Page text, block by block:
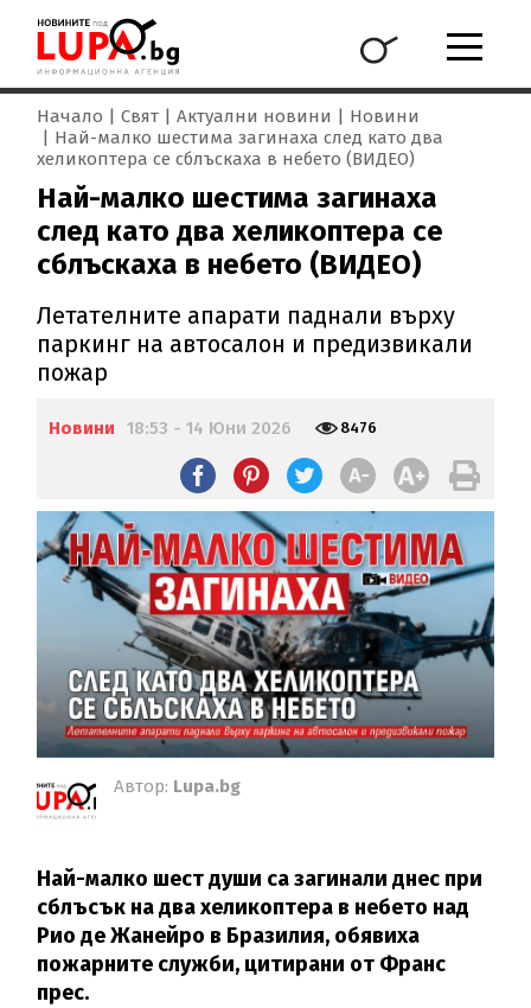
Начало Свят Актуални новини
Новини
Най-малко шестима загинаха след като два
хеликоптера се сблъскаха в небето (ВИДЕО)
Най-малко шестима загинаха
след като два хеликоптера се
сблъскаха в небето (ВИДЕО)
Летателните апарати паднали върху
паркинг на автосалон и предизвикали
пожар
Новини 18:53 - 14 Юни 2026 8476
Автор: Lupa.bg
Най-малко шест души са загинали днес при
сблъсък на два хеликоптера в небето над
Рио де Жанейро в Бразилия, обявиха
пожарните служби, цитирани от Франс
прес.